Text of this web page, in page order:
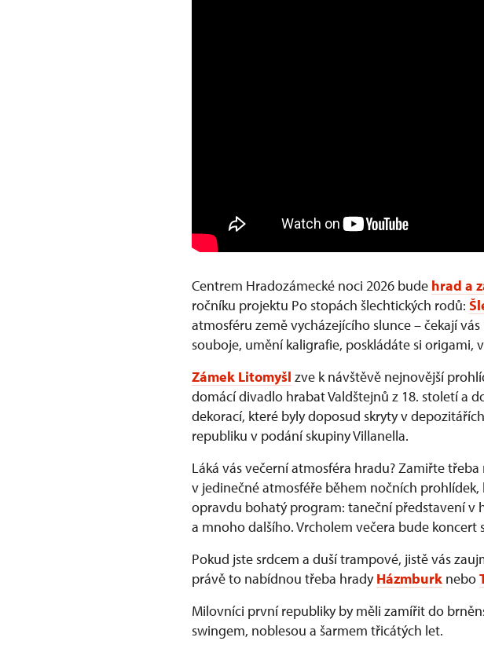
Centrem Hradozámecké noci 2026 bude hrad a
ročníku projektu Po stopách šlechtických rodů:
atmosféru země vycházejícího slunce – čekají
souboje, umění kaligrafie, poskládáte si
Zámek Litomyšl zve k návštěvě nejnovější
domácí divadlo hrabat Valdštejnů z 18. století a
dekorací, které byly doposud skryty v
republiku v podání skupiny Villanella.
Láká vás večerní atmosféra hradu? Zamiřte třeba
v jedinečné atmosféře během nočních
opravdu bohatý program: taneční představení v
a mnoho dalšího. Vrcholem večera bude koncert
Pokud jste srdcem a duší trampové, jistě vás
právě to nabídnou třeba hradyHázmburk nebo
Milovníci první republiky by měli zamířit do
swingem, noblesou a šarmem třicátých let.